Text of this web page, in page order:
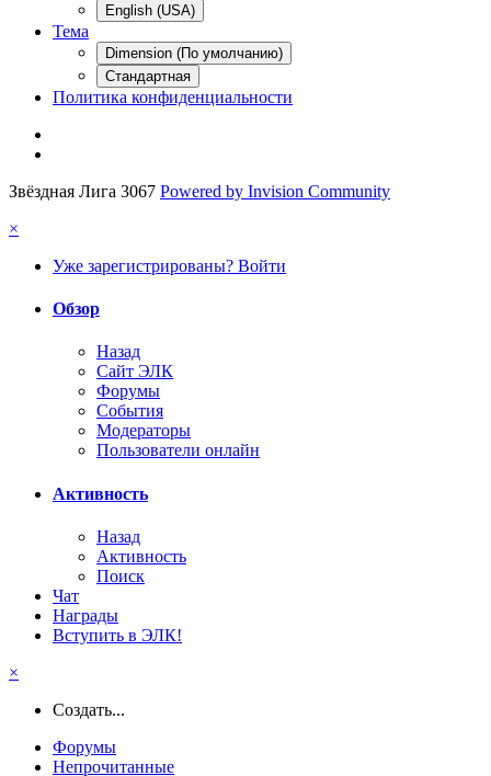
English (USA)
Тема
Dimension (По умолчанию)
Стандартная
Политика конфиденциальности
Звёздная Лига 3067 Powered by Invision Community
×
Уже зарегистрированы? Войти
Обзор
Назад
Сайт ЭЛК
Форумы
События
Модераторы
Пользователи онлайн
Активность
Назад
Активность
Поиск
Чат
Награды
Вступить в ЭЛК!
×
Создать...
Форумы
Непрочитанные